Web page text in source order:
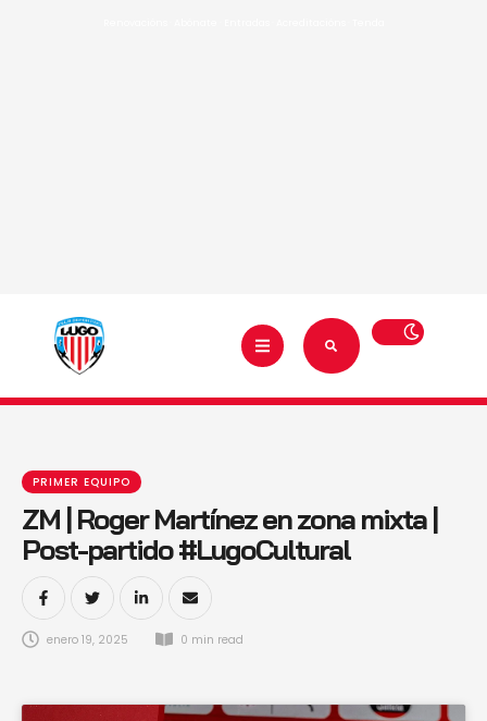
PRIMER EQUIPO
ZM | Roger Martínez en zona mixta |
Post-partido #LugoCultural
enero 19, 2025 0 min read